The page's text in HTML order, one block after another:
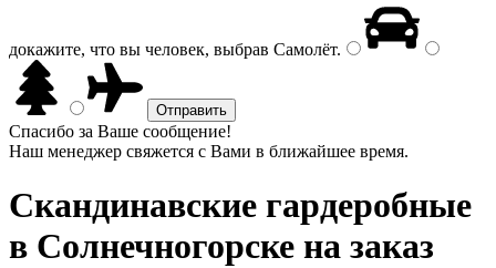
докажите, что вы человек, выбрав Самолёт.
Спасибо за Ваше сообщение!
Наш менеджер свяжется с Вами в ближайшее время.
Скандинавские гардеробные
в Солнечногорске на заказ